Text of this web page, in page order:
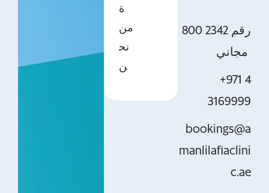
ة
من
نح
ن
800 2342 رقم
+971 4
3169999
bookings@a
manlilafiaclini
c.ae